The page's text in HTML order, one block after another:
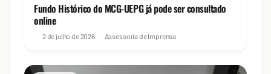
Fundo Histórico do MCG-UEPG já pode ser consultado
online
2 de julho de 2026 Assessoria de Imprensa